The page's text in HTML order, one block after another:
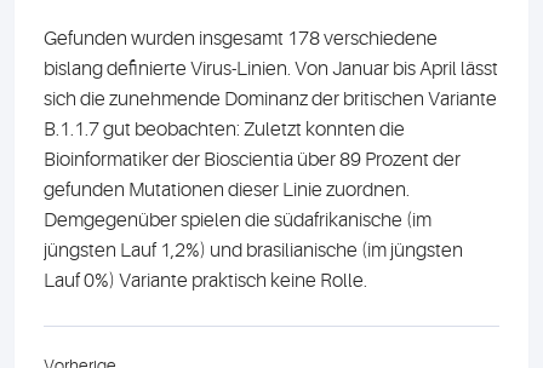
Gefunden wurden insgesamt 178 verschiedene
bislang definierte Virus-Linien. Von Januar bis April lässt
sich die zunehmende Dominanz der britischen Variante
B.1.1.7 gut beobachten: Zuletzt konnten die
Bioinformatiker der Bioscientia über 89 Prozent der
gefunden Mutationen dieser Linie zuordnen.
Demgegenüber spielen die südafrikanische (im
jüngsten Lauf 1,2%) und brasilianische (im jüngsten
Lauf 0%) Variante praktisch keine Rolle.